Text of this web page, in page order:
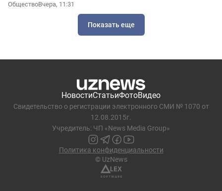
ОбществоВчера, 11:31
Показать еще
НовостиСтатьиФотоВидео
Свидетельство о регистрации электронного СМИ № 1070 от
12.08.2015г.
Учредитель: ЧП «News Media Group»
Политика конфиденциальности
© UzNews